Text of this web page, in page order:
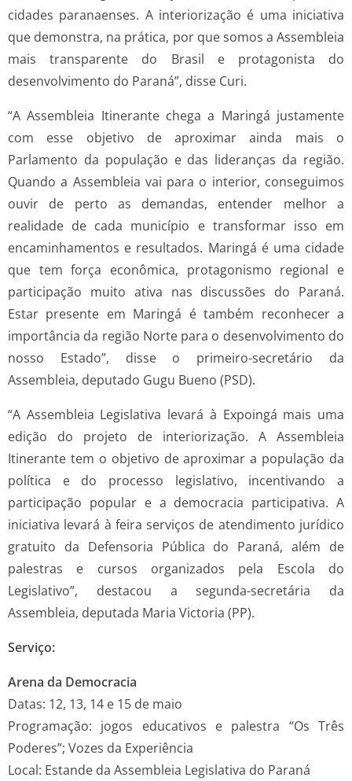
cidades paranaenses. A interiorização é uma iniciativa
que demonstra, na prática, por que somos a Assembleia
mais transparente do Brasil e protagonista do
desenvolvimento do Paraná”, disse Curi.
“A Assembleia Itinerante chega a Maringá justamente
com esse objetivo de aproximar ainda mais o
Parlamento da população e das lideranças da região.
Quando a Assembleia vai para o interior, conseguimos
ouvir de perto as demandas, entender melhor a
realidade de cada município e transformar isso em
encaminhamentos e resultados. Maringá é uma cidade
que tem força econômica, protagonismo regional e
participação muito ativa nas discussões do Paraná.
Estar presente em Maringá é também reconhecer a
importância da região Norte para o desenvolvimento do
nosso Estado”, disse o primeiro-secretário da
Assembleia, deputado Gugu Bueno (PSD).
“A Assembleia Legislativa levará à Expoingá mais uma
edição do projeto de interiorização. A Assembleia
Itinerante tem o objetivo de aproximar a população da
política e do processo legislativo, incentivando a
participação popular e a democracia participativa. A
iniciativa levará à feira serviços de atendimento jurídico
gratuito da Defensoria Pública do Paraná, além de
palestras e cursos organizados pela Escola do
Legislativo”, destacou a segunda-secretária da
Assembleia, deputada Maria Victoria (PP).
Serviço:
Arena da Democracia
Datas: 12, 13, 14 e 15 de maio
Programação: jogos educativos e palestra “Os Três
Poderes”; Vozes da Experiência
Local: Estande da Assembleia Legislativa do Paraná